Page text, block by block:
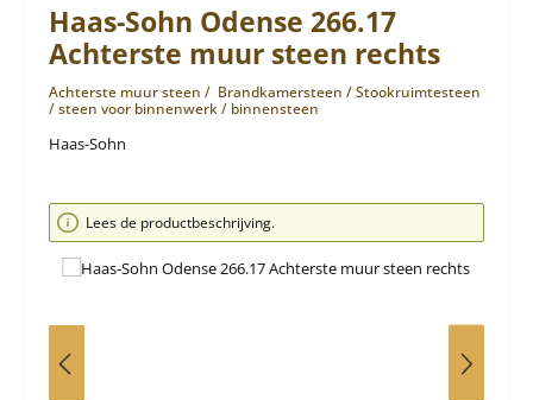
Haas-Sohn Odense 266.17
Achterste muur steen rechts
Achterste muur steen / Brandkamersteen / Stookruimtesteen
/ steen voor binnenwerk / binnensteen
Haas-Sohn
Afbeeldingengalerij overslaan
Lees de productbeschrijving.